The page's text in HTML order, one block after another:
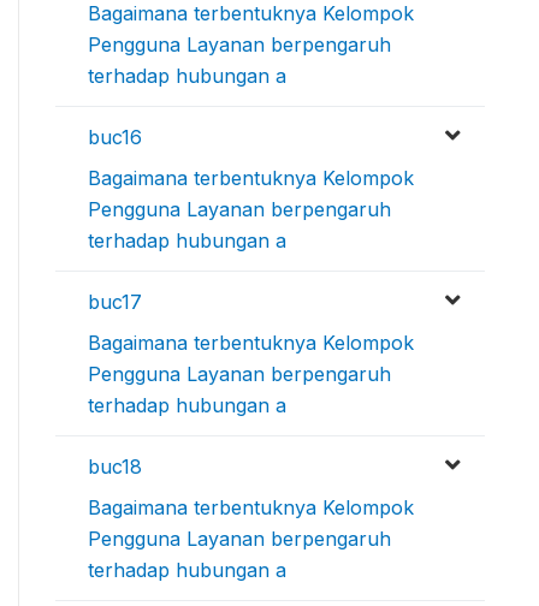
Bagaimana terbentuknya Kelompok
Pengguna Layanan berpengaruh
terhadap hubungan a
buc16
Bagaimana terbentuknya Kelompok
Pengguna Layanan berpengaruh
terhadap hubungan a
buc17
Bagaimana terbentuknya Kelompok
Pengguna Layanan berpengaruh
terhadap hubungan a
buc18
Bagaimana terbentuknya Kelompok
Pengguna Layanan berpengaruh
terhadap hubungan a